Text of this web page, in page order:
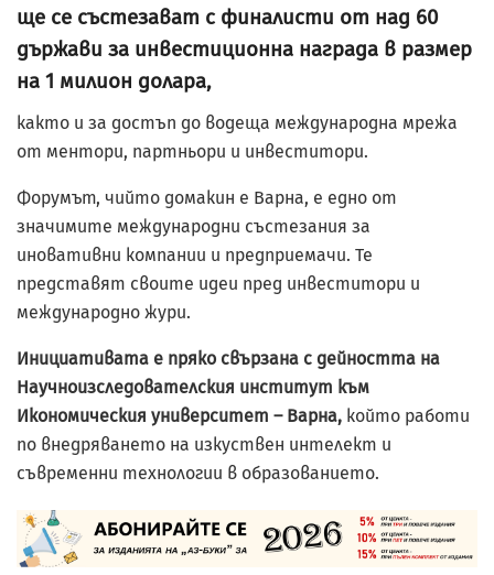
ще се състезават с финалисти от над 60
държави за инвестиционна награда в размер
на 1 милион долара,
както и за достъп до водеща международна мрежа
от ментори, партньори и инвеститори.
Форумът, чийто домакин е Варна, е едно от
значимите международни състезания за
иновативни компании и предприемачи. Те
представят своите идеи пред инвеститори и
международно жури.
Инициативата е пряко свързана с дейността на
Научноизследователския институт към
Икономическия университет – Варна, който работи
по внедряването на изкуствен интелект и
съвременни технологии в образованието.